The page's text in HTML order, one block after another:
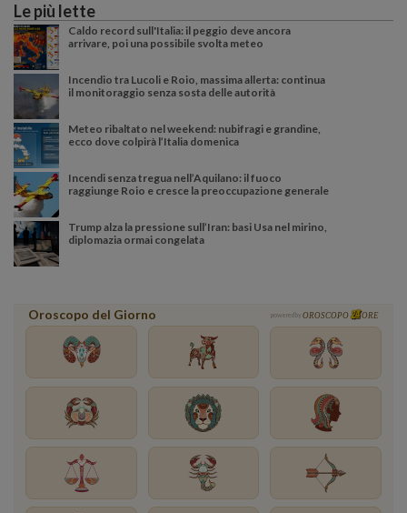
Le più lette
Caldo record sull'Italia: il peggio deve ancora
arrivare, poi una possibile svolta meteo
Incendio tra Lucoli e Roio, massima allerta: continua
il monitoraggio senza sosta delle autorità
Meteo ribaltato nel weekend: nubifragi e grandine,
ecco dove colpirà l’Italia domenica
Incendi senza tregua nell’Aquilano: il fuoco
raggiunge Roio e cresce la preoccupazione generale
Trump alza la pressione sull’Iran: basi Usa nel mirino,
diplomazia ormai congelata
Oroscopo del Giorno powered by OROSCOPO ORE